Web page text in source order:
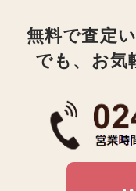
無料で査定
でも、お気